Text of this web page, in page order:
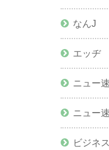
なんJ
エッヂ
ニュー速
ニュー
ビジネ